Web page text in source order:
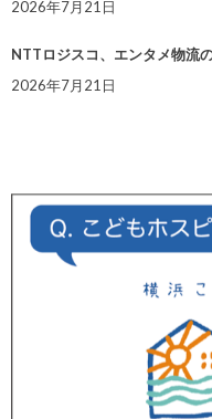
2026年7月21日
NTTロジスコ、エンタメ物流
2026年7月21日